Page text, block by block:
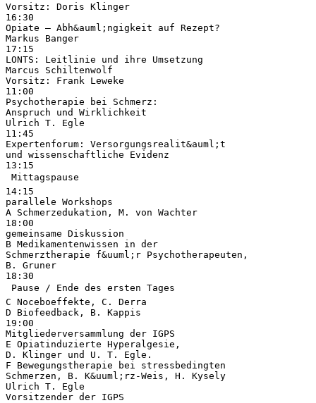
Vorsitz: Doris Klinger
16:30
Opiate – Abh&auml;ngigkeit auf Rezept?
Markus Banger
17:15
LONTS: Leitlinie und ihre Umsetzung
Marcus Schiltenwolf
Vorsitz: Frank Leweke
11:00
Psychotherapie bei Schmerz:
Anspruch und Wirklichkeit
Ulrich T. Egle
11:45
Expertenforum: Versorgungsrealit&auml;t
und wissenschaftliche Evidenz
13:15
 Mittagspause 
14:15
parallele Workshops
A Schmerzedukation, M. von Wachter
18:00
gemeinsame Diskussion
B Medikamentenwissen in der
Schmerztherapie f&uuml;r Psychotherapeuten,
B. Gruner
18:30
 Pause / Ende des ersten Tages 
C Noceboeffekte, C. Derra
D Biofeedback, B. Kappis
19:00
Mitgliederversammlung der IGPS
E Opiatinduzierte Hyperalgesie,
D. Klinger und U. T. Egle.
F Bewegungstherapie bei stressbedingten
Schmerzen, B. K&uuml;rz-Weis, H. Kysely
Ulrich T. Egle
Vorsitzender der IGPS